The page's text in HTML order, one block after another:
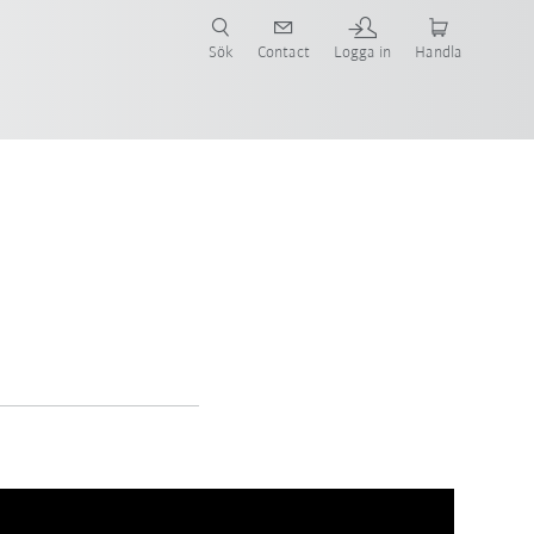
Sök Contact Logga in Handla